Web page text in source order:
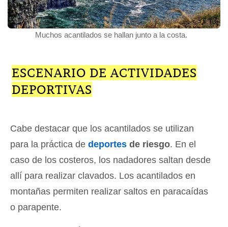
Muchos acantilados se hallan junto a la costa.
ESCENARIO DE ACTIVIDADES
DEPORTIVAS
Cabe destacar que los acantilados se utilizan
para la práctica de deportes de riesgo. En el
caso de los costeros, los nadadores saltan desde
allí para realizar clavados. Los acantilados en
montañas permiten realizar saltos en paracaídas
o parapente.